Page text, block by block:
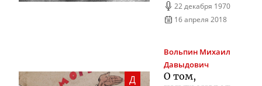
22 декабря 1970
16 апреля 2018
Д
Вольпин Михаил
Давыдович
О том,